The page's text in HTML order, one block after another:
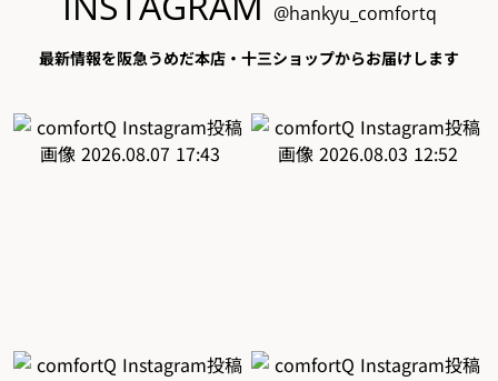
@hankyu_comfortq
最新情報を阪急うめだ本店・十三ショップからお届けします